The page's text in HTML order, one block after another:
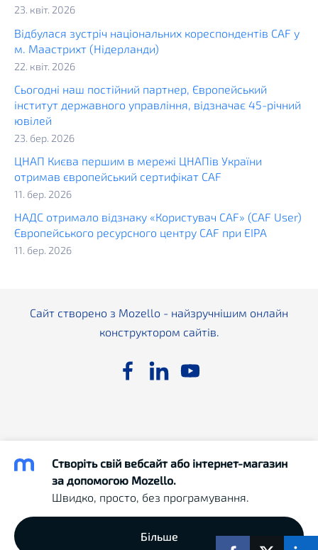
23. квіт. 2026
Відбулася зустріч національних кореспондентів CAF у
м. Маастрихт (Нідерланди)
22. квіт. 2026
Сьогодні наш постійний партнер, Європейський
інститут державного управління, відзначає 45-річний
ювілей
23. бер. 2026
ЦНАП Києва першим в мережі ЦНАПів України
отримав європейський сертифікат CAF
11. бер. 2026
НАДС отримало відзнаку «Користувач CAF» (CAF User)
Європейського ресурсного центру CAF при ЕІРА
11. бер. 2026
Сайт створено з Mozello - найзручнішим онлайн
конструктором сайтів.
Створіть свій вебсайт або інтернет-магазин
за допомогою Mozello.
Швидко, просто, без програмування.
Більше